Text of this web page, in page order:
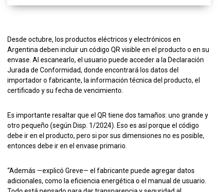
Desde octubre, los productos eléctricos y electrónicos en
Argentina deben incluir un código QR visible en el producto o en su
envase. Al escanearlo, el usuario puede acceder a la Declaración
Jurada de Conformidad, donde encontrará los datos del
importador o fabricante, la información técnica del producto, el
certificado y su fecha de vencimiento.
Es importante resaltar que el QR tiene dos tamaños: uno grande y
otro pequeño (según Disp. 1/2024). Eso es así porque el código
debe ir en el producto, pero si por sus dimensiones no es posible,
entonces debe ir en el envase primario.
“Además —explicó Greve— el fabricante puede agregar datos
adicionales, como la eficiencia energética o el manual de usuario.